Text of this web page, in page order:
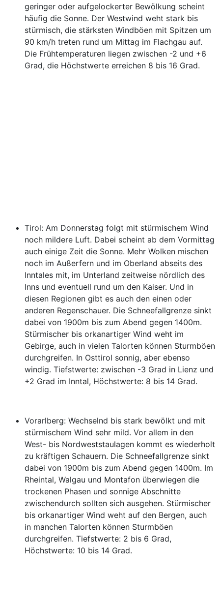
geringer oder aufgelockerter Bewölkung scheint
häufig die Sonne. Der Westwind weht stark bis
stürmisch, die stärksten Windböen mit Spitzen um
90 km/h treten rund um Mittag im Flachgau auf.
Die Frühtemperaturen liegen zwischen -2 und +6
Grad, die Höchstwerte erreichen 8 bis 16 Grad.
Tirol: Am Donnerstag folgt mit stürmischem Wind
noch mildere Luft. Dabei scheint ab dem Vormittag
auch einige Zeit die Sonne. Mehr Wolken mischen
noch im Außerfern und im Oberland abseits des
Inntales mit, im Unterland zeitweise nördlich des
Inns und eventuell rund um den Kaiser. Und in
diesen Regionen gibt es auch den einen oder
anderen Regenschauer. Die Schneefallgrenze sinkt
dabei von 1900m bis zum Abend gegen 1400m.
Stürmischer bis orkanartiger Wind weht im
Gebirge, auch in vielen Talorten können Sturmböen
durchgreifen. In Osttirol sonnig, aber ebenso
windig. Tiefstwerte: zwischen -3 Grad in Lienz und
+2 Grad im Inntal, Höchstwerte: 8 bis 14 Grad.
Vorarlberg: Wechselnd bis stark bewölkt und mit
stürmischem Wind sehr mild. Vor allem in den
West- bis Nordweststaulagen kommt es wiederholt
zu kräftigen Schauern. Die Schneefallgrenze sinkt
dabei von 1900m bis zum Abend gegen 1400m. Im
Rheintal, Walgau und Montafon überwiegen die
trockenen Phasen und sonnige Abschnitte
zwischendurch sollten sich ausgehen. Stürmischer
bis orkanartiger Wind weht auf den Bergen, auch
in manchen Talorten können Sturmböen
durchgreifen. Tiefstwerte: 2 bis 6 Grad,
Höchstwerte: 10 bis 14 Grad.